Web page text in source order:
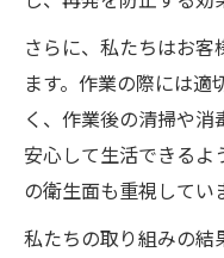
さらに、私たちはお
ます。作業の際には
く、作業後の清掃や
安心して生活できる
の衛生面も重視してい
私たちの取り組みの結